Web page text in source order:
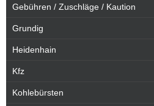
Gebühren / Zuschläge / Kaution
Grundig
Heidenhain
Kfz
Kohlebürsten